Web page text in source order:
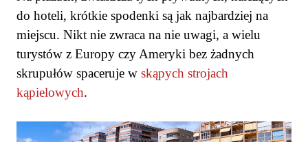
do hoteli, krótkie spodenki są jak najbardziej na
miejscu. Nikt nie zwraca na nie uwagi, a wielu
turystów z Europy czy Ameryki bez żadnych
skrupułów spaceruje w skąpych strojach
kąpielowych.